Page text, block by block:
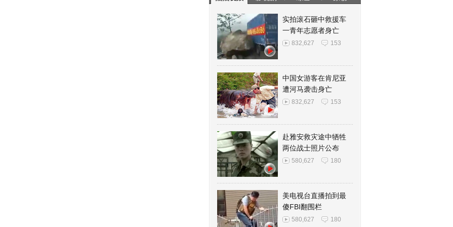
实拍滚石砸中救援车
一青年志愿者身亡
832,627 153
中国女游客在肯尼亚
遭河马袭击身亡
832,627 153
赴雅安救灾途中牺牲
两位战士照片公布
580,627 180
美电视台直播拍到最
傻FBI翻围栏
580,627 180